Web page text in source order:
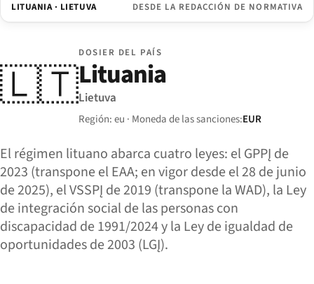
LITUANIA · LIETUVA DESDE LA REDACCIÓN DE NORMATIVA
🇱🇹
DOSIER DEL PAÍS
Lituania
Lietuva
Región: eu · Moneda de las sanciones:EUR
El régimen lituano abarca cuatro leyes: el GPPĮ de
2023 (transpone el EAA; en vigor desde el 28 de junio
de 2025), el VSSPĮ de 2019 (transpone la WAD), la Ley
de integración social de las personas con
discapacidad de 1991/2024 y la Ley de igualdad de
oportunidades de 2003 (LGĮ).